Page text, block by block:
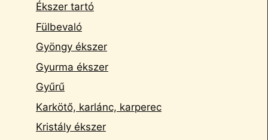
Ékszer tartó
Fülbevaló
Gyöngy ékszer
Gyurma ékszer
Gyűrű
Karkötő, karlánc, karperec
Kristály ékszer